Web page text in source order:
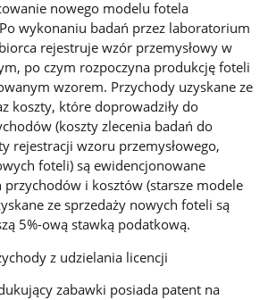
nowego modelu fotela
wykonaniu badań przez laboratorium
rejestruje wzór przemysłowy w
po czym rozpoczyna produkcję foteli
wzorem. Przychody uzyskane ze
koszty, które doprowadziły do
(koszty zlecenia badań do
rejestracji wzoru przemysłowego,
foteli) są ewidencjonowane
i kosztów (starsze modele
ze sprzedaży nowych foteli są
5%-ową stawką podatkową.
z udzielania licencji
zabawki posiada patent na